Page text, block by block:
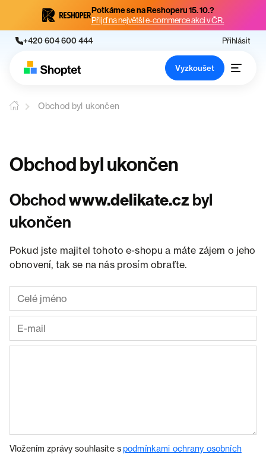
Potkáme se na Reshoperu 15. 10.?
Přijď na největší e-commerce akci v ČR.
+420 604 600 444 Přihlásit
Vyzkoušet
Obchod byl ukončen
Obchod byl ukončen
Obchodwww.delikate.cz byl
ukončen
Pokud jste majitel tohoto e-shopu a máte zájem o jeho
obnovení, tak se na nás prosím obraťte.
Vložením zprávy souhlasíte spodmínkami ochrany osobních